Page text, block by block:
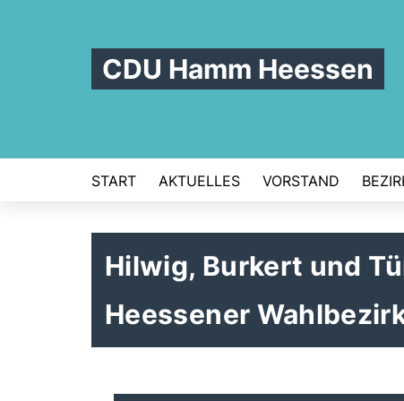
CDU Hamm Heessen
START AKTUELLES VORSTAND
Hilwig, Burkert und
Heessener